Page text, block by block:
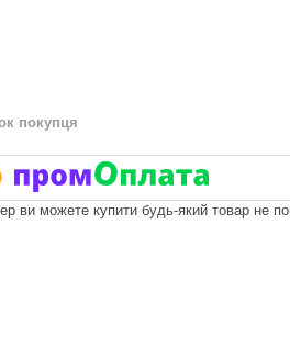
покупця
ви можете купити будь-який товар не